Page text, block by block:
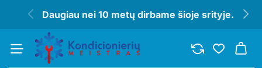
Daugiau nei 10 metų dirbame šioje srityje.